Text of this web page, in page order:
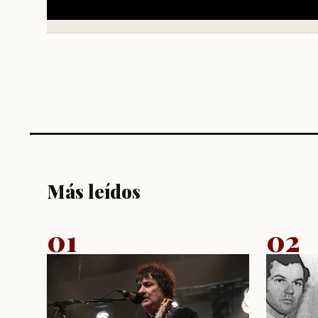
Más leídos
01 02